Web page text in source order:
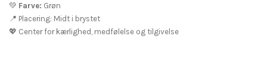
💚 Farve: Grøn
📍 Placering: Midt i brystet
💖 Center for kærlighed, medfølelse og tilgivelse